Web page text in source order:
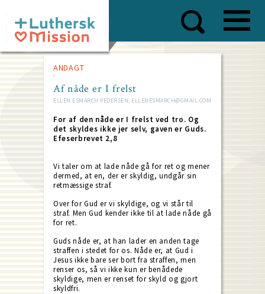
main
content
ANDAGT
Af nåde er I frelst
ELLEN ESMARCH PEDERSEN, ELLENESMARCH@GMAIL.COM
For af den nåde er I frelst ved tro. Og
det skyldes ikke jer selv, gaven er Guds.
Efeserbrevet 2,8
Vi taler om at lade nåde gå for ret og mener
dermed, at en, der er skyldig, undgår sin
retmæssige straf.
Over for Gud er vi skyldige, og vi står til
straf. Men Gud kender ikke til at lade nåde gå
for ret.
Guds nåde er, at han lader en anden tage
straffen i stedet for os. Nåde er, at Gud i
Jesus ikke bare ser bort fra straffen, men
renser os, så vi ikke kun er benådede
skyldige, men er renset for skyld og gjort
skyldfri.